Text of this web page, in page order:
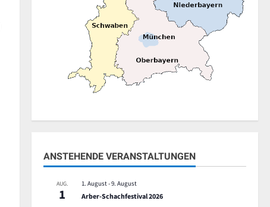
ANSTEHENDE VERANSTALTUNGEN
AUG.
1
1. August-9. August
Arber-Schachfestival 2026